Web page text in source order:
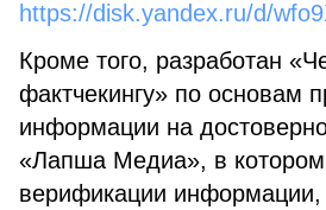
https://disk.yandex.ru/d/
Кроме того, разработан
фактчекингу» по основам
информации на
«Лапша Медиа», в котором
верификации